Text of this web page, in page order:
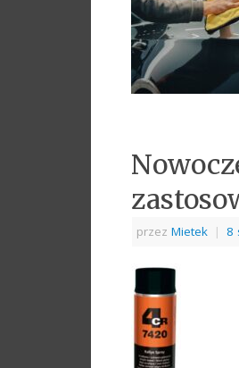
przez Mietek | 8